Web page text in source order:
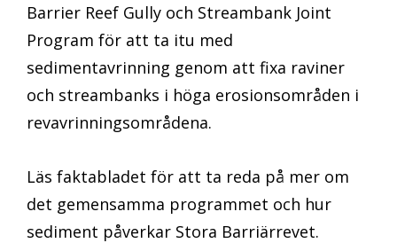
Barrier Reef Gully och Streambank Joint
Program för att ta itu med
sedimentavrinning genom att fixa raviner
och streambanks i höga erosionsområden i
revavrinningsområdena.
Läs faktabladet för att ta reda på mer om
det gemensamma programmet och hur
sediment påverkar Stora Barriärrevet.